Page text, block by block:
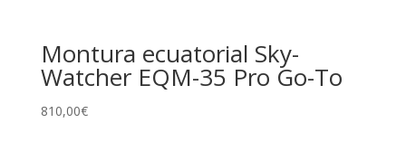
Montura ecuatorial Sky-
Watcher EQM-35 Pro Go-To
810,00€